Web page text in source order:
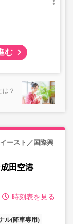
む
は？
ースト／国際興
田空港
時刻表を見る
ル(降車専用)